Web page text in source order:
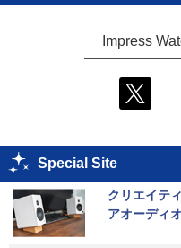
Impress
Special Site
クリエイテ
アオーディ